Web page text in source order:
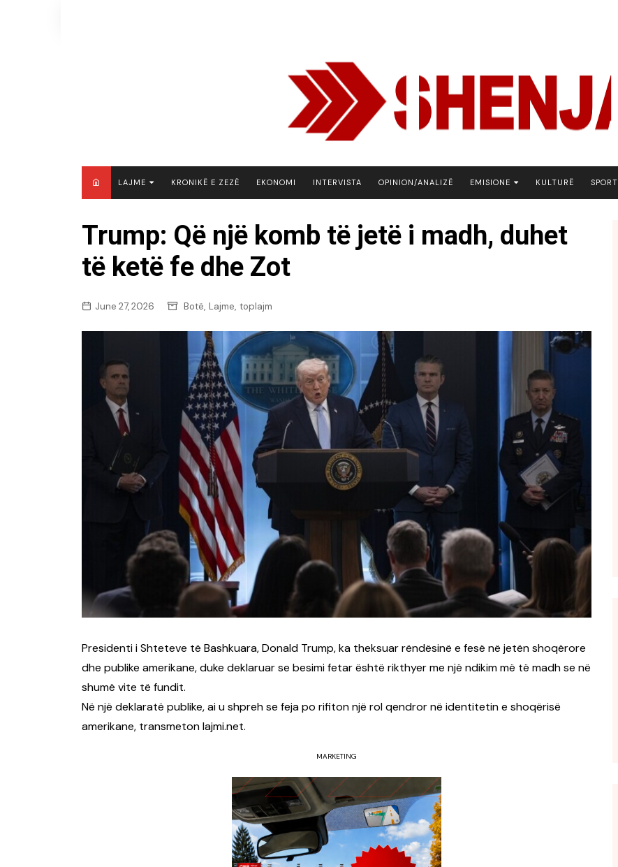
LAJME
KOSOVË
SHQIPËRI
BOTË
KRONIKË E ZEZË EKONOMI INTERVISTA OPINION/ANALIZË EMISIONE
BOTA NE FOKUS
INTERVISTA EMISION
KU E KISHIM FJALEN
LIGJERATE FETARE
PARADITE ME NE
PIKËPAMJE
RECETA E DITES
RELAKS
RETRO JAVORE
KULTURË SPORT
Trump: Që një komb të jetë i madh, duhet
të ketë fe dhe Zot
June 27, 2026 Botë, Lajme, toplajm
Presidenti i Shteteve të Bashkuara, Donald Trump, ka theksuar rëndësinë e fesë në jetën shoqërore
dhe publike amerikane, duke deklaruar se besimi fetar është rikthyer me një ndikim më të madh se në
shumë vite të fundit.
Në një deklaratë publike, ai u shpreh se feja po rifiton një rol qendror në identitetin e shoqërisë
amerikane, transmeton lajmi.net.
MARKETING